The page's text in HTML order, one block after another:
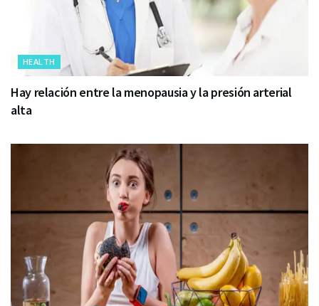
HEALTH
Hay relación entre la menopausia y la presión arterial
alta